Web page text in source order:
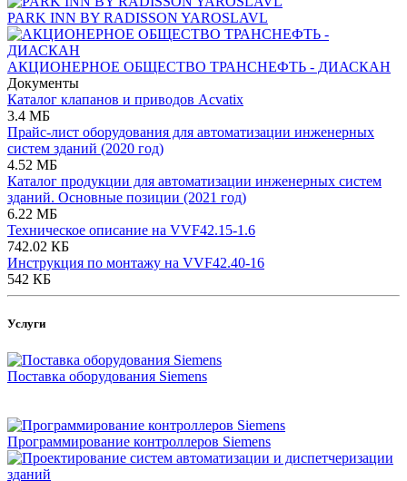
PARK INN BY RADISSON YAROSLAVL
АКЦИОНЕРНОЕ ОБЩЕСТВО ТРАНСНЕФТЬ - ДИАСКАН
Документы
Каталог клапанов и приводов Acvatix
3.4 МБ
Прайс-лист оборудования для автоматизации инженерных
систем зданий (2020 год)
4.52 МБ
Каталог продукции для автоматизации инженерных систем
зданий. Основные позиции (2021 год)
6.22 МБ
Техническое описание на VVF42.15-1.6
742.02 КБ
Инструкция по монтажу на VVF42.40-16
542 КБ
Услуги
Поставка оборудования Siemens
Программирование контроллеров Siemens